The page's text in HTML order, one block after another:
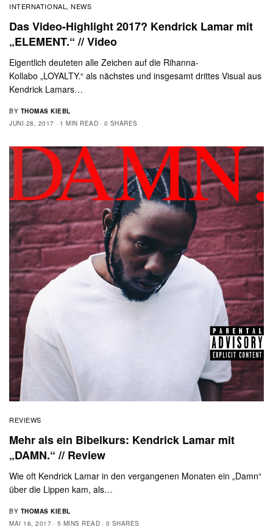
INTERNATIONAL ,NEWS
Das Video-Highlight 2017? Kendrick Lamar mit
„ELEMENT.“ // Video
Eigentlich deuteten alle Zeichen auf die Rihanna-
Kollabo „LOYALTY.“ als nächstes und insgesamt drittes Visual aus
Kendrick Lamars…
BY THOMAS KIEBL
JUNI 28, 2017
1 MIN READ 0 SHARES
REVIEWS
Mehr als ein Bibelkurs: Kendrick Lamar mit
„DAMN.“ // Review
Wie oft Kendrick Lamar in den vergangenen Monaten ein „Damn“
über die Lippen kam, als…
BY THOMAS KIEBL
MAI 16, 2017
5 MINS READ 0 SHARES